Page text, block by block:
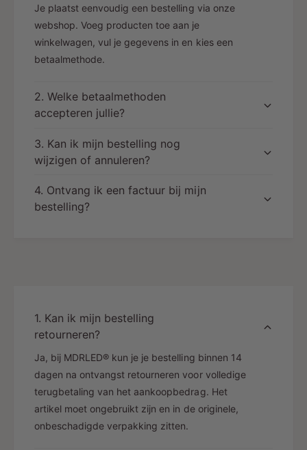
Je plaatst eenvoudig een bestelling via onze
webshop. Voeg producten toe aan je
winkelwagen, vul je gegevens in en kies een
betaalmethode.
2. Welke betaalmethoden
accepteren jullie?
3. Kan ik mijn bestelling nog
wijzigen of annuleren?
4. Ontvang ik een factuur bij mijn
bestelling?
1. Kan ik mijn bestelling
retourneren?
Ja, bij MDRLED® kun je je bestelling binnen 14
dagen na ontvangst retourneren voor volledige
terugbetaling van het aankoopbedrag. Het
artikel moet ongebruikt zijn en in de originele,
onbeschadigde verpakking zitten.